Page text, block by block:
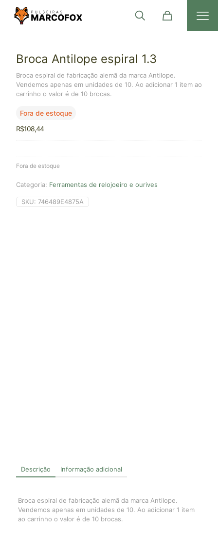
Descrição Informação adicional
Broca espiral de fabricação alemã da marca Antilope.
Vendemos apenas em unidades de 10. Ao adicionar 1 item
ao carrinho o valor é de 10 brocas.
Broca Antilope espiral 1.3
Broca espiral de fabricação alemã da marca Antilope.
Vendemos apenas em unidades de 10. Ao adicionar 1 item ao
carrinho o valor é de 10 brocas.
Fora de estoque
R$108,44
Fora de estoque
Categoria: Ferramentas de relojoeiro e ourives
SKU: 746489E4875A